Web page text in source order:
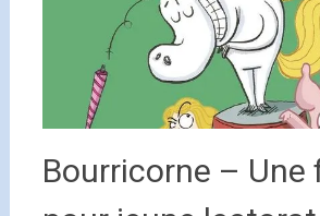
Bourricorne – Une